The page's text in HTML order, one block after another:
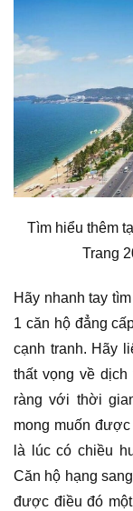
Tìm hiểu thêm
Trang
Hãy nhanh tay
1 căn hộ đẳng
cạnh tranh. Hãy
thất vọng về
ràng với thời
mong muốn
là lúc có chiều
Căn hộ hạng
được điều đó